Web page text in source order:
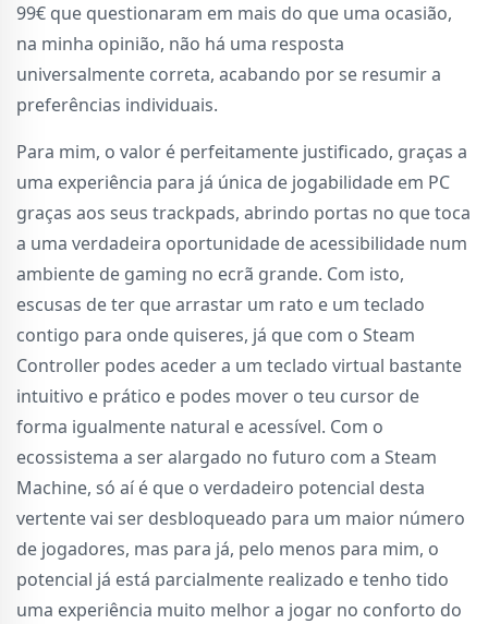
99€ que questionaram em mais do que uma ocasião,
na minha opinião, não há uma resposta
universalmente correta, acabando por se resumir a
preferências individuais.
Para mim, o valor é perfeitamente justificado, graças a
uma experiência para já única de jogabilidade em PC
graças aos seus trackpads, abrindo portas no que toca
a uma verdadeira oportunidade de acessibilidade num
ambiente de gaming no ecrã grande. Com isto,
escusas de ter que arrastar um rato e um teclado
contigo para onde quiseres, já que com o Steam
Controller podes aceder a um teclado virtual bastante
intuitivo e prático e podes mover o teu cursor de
forma igualmente natural e acessível. Com o
ecossistema a ser alargado no futuro com a Steam
Machine, só aí é que o verdadeiro potencial desta
vertente vai ser desbloqueado para um maior número
de jogadores, mas para já, pelo menos para mim, o
potencial já está parcialmente realizado e tenho tido
uma experiência muito melhor a jogar no conforto do